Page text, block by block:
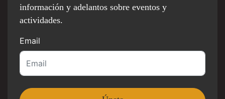
información y adelantos sobre eventos y
actividades.
Email